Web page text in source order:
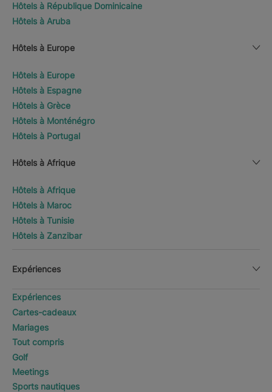
Hôtels à République Dominicaine
Hôtels à Aruba
Hôtels à Europe
Hôtels à Europe
Hôtels à Espagne
Hôtels à Grèce
Hôtels à Monténégro
Hôtels à Portugal
Hôtels à Afrique
Hôtels à Afrique
Hôtels à Maroc
Hôtels à Tunisie
Hôtels à Zanzibar
Expériences
Expériences
Cartes-cadeaux
Mariages
Tout compris
Golf
Meetings
Sports nautiques